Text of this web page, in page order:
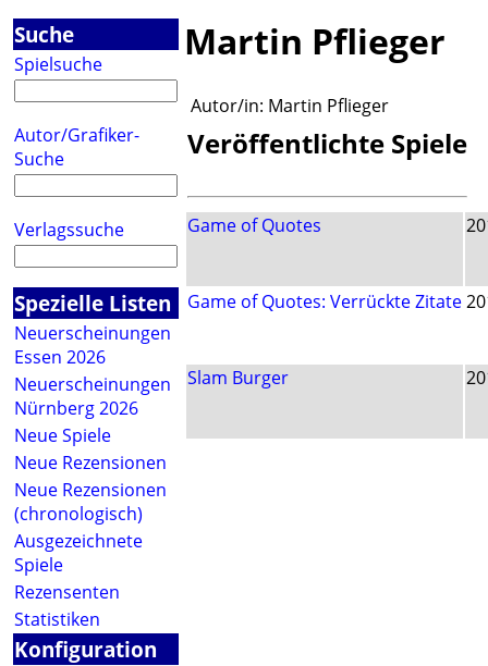
Suche
Spielsuche
Autor/Grafiker-
Suche
Verlagssuche
Spezielle Listen
Neuerscheinungen
Essen 2026
Neuerscheinungen
Nürnberg 2026
Neue Spiele
Neue Rezensionen
Neue Rezensionen
(chronologisch)
Ausgezeichnete
Spiele
Rezensenten
Statistiken
Konfiguration
Martin Pflieger
Autor/in: Martin Pflieger
Veröffentlichte Spiele
Game of Quotes
Game of Quotes: Verrückte Zitate
Slam Burger